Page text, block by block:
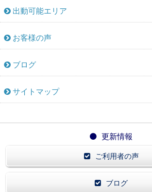
出動可能エリア
お客様の声
ブログ
サイトマップ
更新情報
ご利用者の声
ブログ